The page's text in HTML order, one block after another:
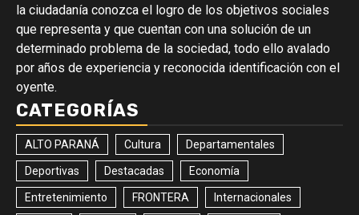
la ciudadanía conozca el logro de los objetivos sociales
que representa y que cuentan con una solución de un
determinado problema de la sociedad, todo ello avalado
por años de experiencia y reconocida identificación con el
oyente.
CATEGORÍAS
ALTO PARANÁ Cultura Departamentales
Deportivas Destacadas Economía
Entretenimiento FRONTERA Internacionales